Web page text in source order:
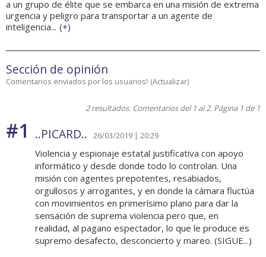
a un grupo de élite que se embarca en una misión de extrema
urgencia y peligro para transportar a un agente de
inteligencia... (+)
Sección de opinión
Comentarios enviados por los usuarios! (Actualizar)
2 resultados. Comentarios del 1 al 2. Página 1 de 1
#1 ..PICARD.. 26/03/2019 | 20:29
Violencia y espionaje estatal justificativa con apoyo
informático y desde donde todo lo controlan. Una
misión con agentes prepotentes, resabiados,
orgullosos y arrogantes, y en donde la cámara fluctúa
con movimientos en primerísimo plano para dar la
sensación de suprema violencia pero que, en
realidad, al pagano espectador, lo que le produce es
supremo desafecto, desconcierto y mareo. (SIGUE...)